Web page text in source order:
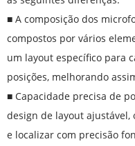
■ A composição dos
compostos por vários
um layout específico para
posições, melhorando
■ Capacidade precisa de
design de layout
e localizar com precisão